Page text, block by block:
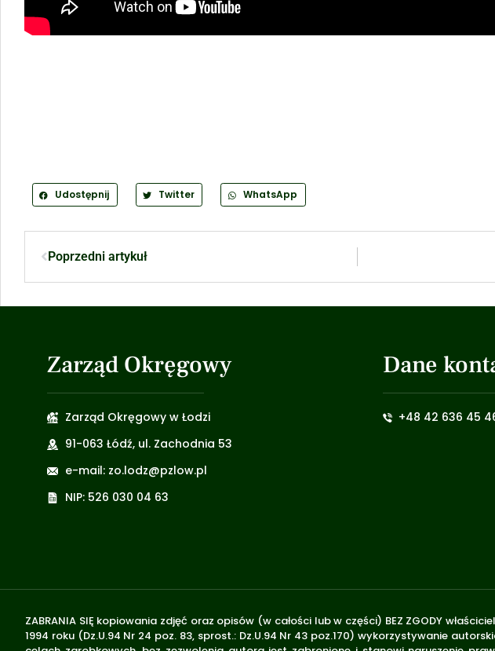
Udostępnij Twitter WhatsApp
Poprzedni artykuł
Zarząd Okręgowy
Zarząd Okręgowy w Łodzi
91-063 Łódź, ul. Zachodnia 53
e-mail: zo.lodz@pzlow.pl
NIP: 526 030 04 63
Dane
+48 42 636 45
ZABRANIA SIĘ kopiowania zdjęć oraz opisów (w całości lub w części) BEZ ZGODY
1994 roku (Dz.U.94 Nr 24 poz. 83, sprost.: Dz.U.94 Nr 43 poz.170) wykorzystywanie